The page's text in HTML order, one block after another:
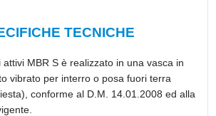
TECNICHE
attivi MBR S è realizzato in una vasca in
vibrato per interro o posa fuori terra
conforme al D.M. 14.01.2008 ed alla